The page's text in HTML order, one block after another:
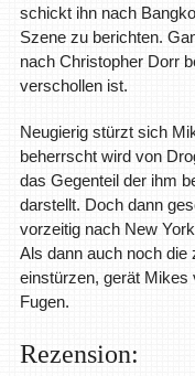
schickt ihn nach
Szene zu berichten.
nach Christopher Dorr
verschollen ist.
Neugierig stürzt sich
beherrscht wird von
das Gegenteil der ihm
darstellt. Doch dann
vorzeitig nach New
Als dann auch noch die
einstürzen, gerät Mikes
Fugen.
Rezension: